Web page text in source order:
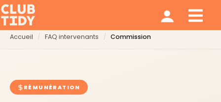
Accueil FAQ intervenants Commission
RÉMUNÉRATION